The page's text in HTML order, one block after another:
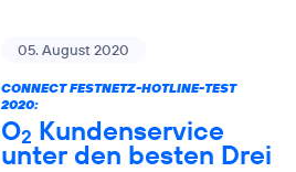
05. August 2020
CONNECT FESTNETZ-HOTLINE-TEST
2020:
O2 Kundenservice
unter den besten Drei